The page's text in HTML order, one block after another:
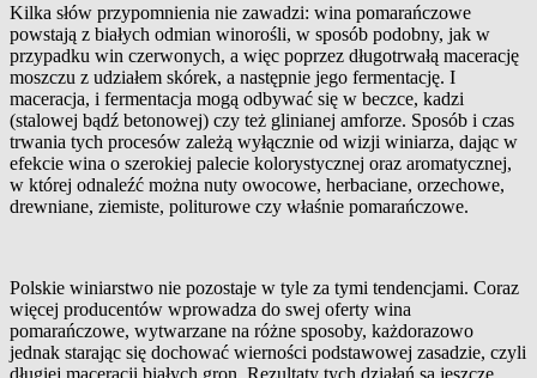
Kilka słów przypomnienia nie zawadzi: wina pomarańczowe
powstają z białych odmian winorośli, w sposób podobny, jak w
przypadku win czerwonych, a więc poprzez długotrwałą macerację
moszczu z udziałem skórek, a następnie jego fermentację. I
maceracja, i fermentacja mogą odbywać się w beczce, kadzi
(stalowej bądź betonowej) czy też glinianej amforze. Sposób i czas
trwania tych procesów zależą wyłącznie od wizji winiarza, dając w
efekcie wina o szerokiej palecie kolorystycznej oraz aromatycznej,
w której odnaleźć można nuty owocowe, herbaciane, orzechowe,
drewniane, ziemiste, politurowe czy właśnie pomarańczowe.
Polskie winiarstwo nie pozostaje w tyle za tymi tendencjami. Coraz
więcej producentów wprowadza do swej oferty wina
pomarańczowe, wytwarzane na różne sposoby, każdorazowo
jednak starając się dochować wierności podstawowej zasadzie, czyli
długiej maceracji białych gron. Rezultaty tych działań są jeszcze